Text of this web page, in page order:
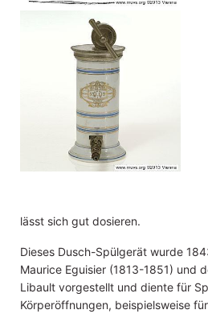
lässt sich gut dosieren.
Dieses Dusch-Spülgerät wurde
Maurice Eguisier (1813-1851) und
Libault vorgestellt und diente für
Körperöffnungen, beispielsweise